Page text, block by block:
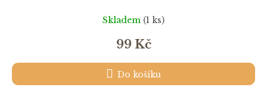
Skladem (1 ks)
99 Kč
Do košíku